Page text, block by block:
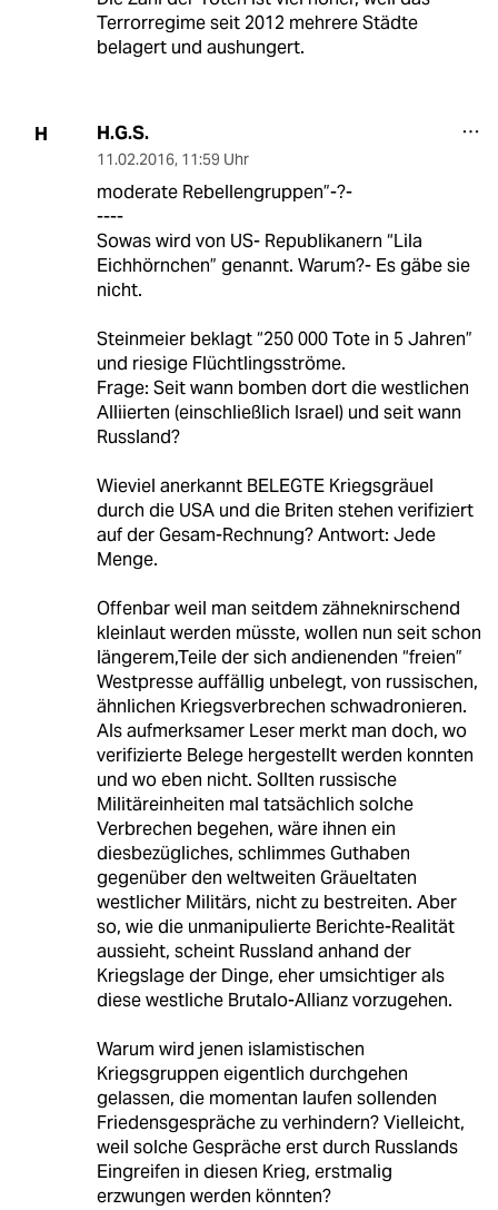
Terrorregime seit 2012 mehrere Städte
belagert und aushungert.
H H.G.S.
11.02.2016, 11:59 Uhr
moderate Rebellengruppen”-?-
----
Sowas wird von US- Republikanern “Lila
Eichhörnchen” genannt. Warum?- Es gäbe sie
nicht.
Steinmeier beklagt “250 000 Tote in 5 Jahren”
und riesige Flüchtlingsströme.
Frage: Seit wann bomben dort die westlichen
Alliierten (einschließlich Israel) und seit wann
Russland?
Wieviel anerkannt BELEGTE Kriegsgräuel
durch die USA und die Briten stehen verifiziert
auf der Gesam-Rechnung? Antwort: Jede
Menge.
Offenbar weil man seitdem zähneknirschend
kleinlaut werden müsste, wollen nun seit schon
längerem,Teile der sich andienenden “freien”
Westpresse auffällig unbelegt, von russischen,
ähnlichen Kriegsverbrechen schwadronieren.
Als aufmerksamer Leser merkt man doch, wo
verifizierte Belege hergestellt werden konnten
und wo eben nicht. Sollten russische
Militäreinheiten mal tatsächlich solche
Verbrechen begehen, wäre ihnen ein
diesbezügliches, schlimmes Guthaben
gegenüber den weltweiten Gräueltaten
westlicher Militärs, nicht zu bestreiten. Aber
so, wie die unmanipulierte Berichte-Realität
aussieht, scheint Russland anhand der
Kriegslage der Dinge, eher umsichtiger als
diese westliche Brutalo-Allianz vorzugehen.
Warum wird jenen islamistischen
Kriegsgruppen eigentlich durchgehen
gelassen, die momentan laufen sollenden
Friedensgespräche zu verhindern? Vielleicht,
weil solche Gespräche erst durch Russlands
Eingreifen in diesen Krieg, erstmalig
erzwungen werden könnten?